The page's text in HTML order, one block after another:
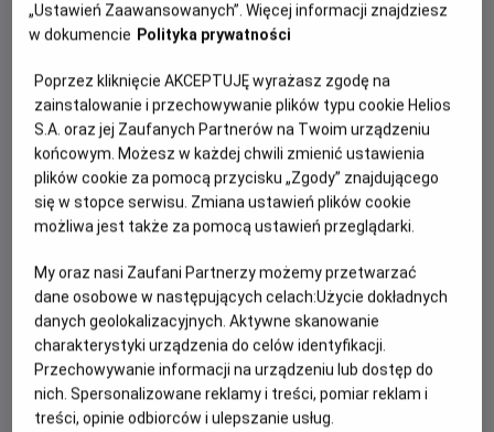
Mecz półfinałowy Mistrzostw Świata w Piłce Nożnej:
Rywalizacja o tytuł najlepszej piłkarskiej reprezentacji
świata dobiega końca. Ten turniej na pewno zapadnie w
pamięć kibicom z wielu względów, nie tylko tych
sportowych.
Kto zdobędzie legendarny Puchar Świata? Przekonamy się
CENNIK
„Ustawień Zaawansowanych”. Więcej informacji znajdziesz
w dokumencie Polityka prywatności
Poprzez kliknięcie AKCEPTUJĘ wyrażasz zgodę na
zainstalowanie i przechowywanie plików typu cookie Helios
S.A. oraz jej Zaufanych Partnerów na Twoim urządzeniu
końcowym. Możesz w każdej chwili zmienić ustawienia
plików cookie za pomocą przycisku „Zgody” znajdującego
się w stopce serwisu. Zmiana ustawień plików cookie
możliwa jest także za pomocą ustawień przeglądarki.
My oraz nasi Zaufani Partnerzy możemy przetwarzać
dane osobowe w następujących celach:Użycie dokładnych
danych geolokalizacyjnych. Aktywne skanowanie
charakterystyki urządzenia do celów identyfikacji.
Przechowywanie informacji na urządzeniu lub dostęp do
nich. Spersonalizowane reklamy i treści, pomiar reklam i
treści, opinie odbiorców i ulepszanie usług.